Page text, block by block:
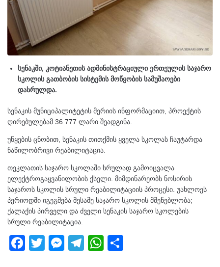
სენაკში, კოტიანეთის ადმინისტრაციული ერთეულის საჯარო
სკოლის გათბობის სისტემის მოწყობის სამუშაოები
დასრულდა.
სენაკის მუნიციპალიტეტის მერიის ინფორმაციით, პროექტის
ღირებულებამ 36 777 ლარი შეადგინა.
უწყების ცნობით, სენაკის თითქმის ყველა სკოლას ჩაუტარდა
ნაწილობრივი რეაბილიტაცია.
თეკლათის საჯარო სკოლაში სრულად გამოიცვალა
ელექტროგაყვანილობის ქსელი. მიმდინარეობს ნოსირის
საჯაროს სკოლის სრული რეაბილიტაციის პროცესი. უახლოეს
პერიოდში იგეგმება მესამე საჯარო სკოლის მშენებლობა;
ქალაქის პირველი და ძველი სენაკის საჯარო სკოლების
სრული რეაბილიტაცია.
F
T
M
T
W